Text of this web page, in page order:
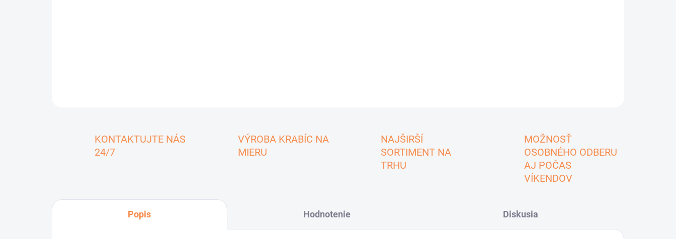
KONTAKTUJTE NÁS
24/7
VÝROBA KRABÍC NA
MIERU
NAJŠIRŠÍ
SORTIMENT NA
TRHU
MOŽNOSŤ
OSOBNÉHO ODBERU
AJ POČAS
VÍKENDOV
Popis Hodnotenie Diskusia